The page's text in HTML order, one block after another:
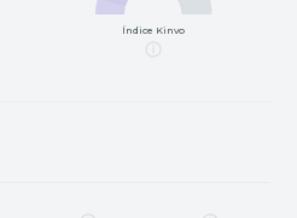
Índice Kinvo